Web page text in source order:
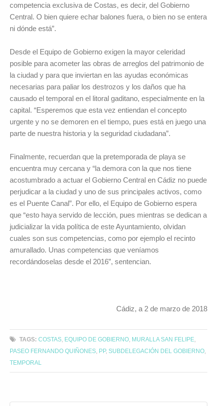
competencia exclusiva de Costas, es decir, del Gobierno
Central. O bien quiere echar balones fuera, o bien no se entera
ni dónde está”.
Desde el Equipo de Gobierno exigen la mayor celeridad
posible para acometer las obras de arreglos del patrimonio de
la ciudad y para que inviertan en las ayudas económicas
necesarias para paliar los destrozos y los daños que ha
causado el temporal en el litoral gaditano, especialmente en la
capital. “Esperemos que esta vez entiendan el concepto
urgente y no se demoren en el tiempo, pues está en juego una
parte de nuestra historia y la seguridad ciudadana”.
Finalmente, recuerdan que la pretemporada de playa se
encuentra muy cercana y “la demora con la que nos tiene
acostumbrado a actuar el Gobierno Central en Cádiz no puede
perjudicar a la ciudad y uno de sus principales activos, como
es el Puente Canal”. Por ello, el Equipo de Gobierno espera
que “esto haya servido de lección, pues mientras se dedican a
judicializar la vida política de este Ayuntamiento, olvidan
cuales son sus competencias, como por ejemplo el recinto
amurallado. Unas competencias que veníamos
recordándoselas desde el 2016”, sentencian.
Cádiz, a 2 de marzo de 2018
TAGS: COSTAS EQUIPO DE GOBIERNO MURALLA SAN FELIPE
PASEO FERNANDO QUIÑONES PP, SUBDELEGACIÓN DEL GOBIERNO
TEMPORAL